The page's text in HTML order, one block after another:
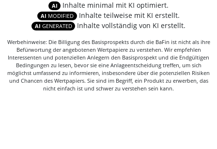
AI Inhalte minimal mit KI optimiert.
AI MODIFIED Inhalte teilweise mit KI erstellt.
AI GENERATED Inhalte vollständig von KI erstellt.
Werbehinweise: Die Billigung des Basisprospekts durch die BaFin ist nicht als ihre
Befürwortung der angebotenen Wertpapiere zu verstehen. Wir empfehlen
Interessenten und potenziellen Anlegern den Basisprospekt und die Endgültigen
Bedingungen zu lesen, bevor sie eine Anlageentscheidung treffen, um sich
möglichst umfassend zu informieren, insbesondere über die potenziellen Risiken
und Chancen des Wertpapiers. Sie sind im Begriff, ein Produkt zu erwerben, das
nicht einfach ist und schwer zu verstehen sein kann.